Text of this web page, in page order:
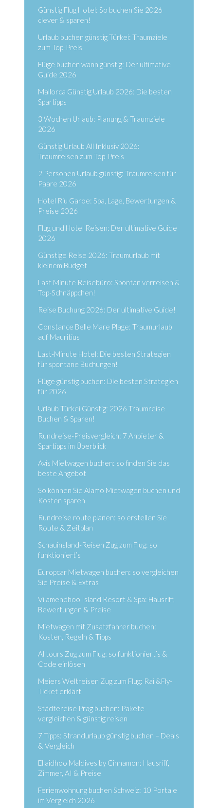
Günstig Flug Hotel: So buchen Sie 2026
clever & sparen!
Urlaub buchen günstig Türkei: Traumziele
zum Top-Preis
Flüge buchen wann günstig: Der ultimative
Guide 2026
Mallorca Günstig Urlaub 2026: Die besten
Spartipps
3 Wochen Urlaub: Planung & Traumziele
2026
Günstig Urlaub All Inklusiv 2026:
Traumreisen zum Top-Preis
2 Personen Urlaub günstig: Traumreisen für
Paare 2026
Hotel Riu Garoe: Spa, Lage, Bewertungen &
Preise 2026
Flug und Hotel Reisen: Der ultimative Guide
2026
Günstige Reise 2026: Traumurlaub mit
kleinem Budget
Last Minute Reisebüro: Spontan verreisen &
Top-Schnäppchen!
Reise Buchung 2026: Der ultimative Guide!
Constance Belle Mare Plage: Traumurlaub
auf Mauritius
Last-Minute Hotel: Die besten Strategien
für spontane Buchungen!
Flüge günstig buchen: Die besten Strategien
für 2026
Urlaub Türkei Günstig: 2026 Traumreise
Buchen & Sparen!
Rundreise-Preisvergleich: 7 Anbieter &
Spartipps im Überblick
Avis Mietwagen buchen: so finden Sie das
beste Angebot
So können Sie Alamo Mietwagen buchen und
Kosten sparen
Rundreise route planen: so erstellen Sie
Route & Zeitplan
Schauinsland-Reisen Zug zum Flug: so
funktioniert’s
Europcar Mietwagen buchen: so vergleichen
Sie Preise & Extras
Vilamendhoo Island Resort & Spa: Hausriff,
Bewertungen & Preise
Mietwagen mit Zusatzfahrer buchen:
Kosten, Regeln & Tipps
Alltours Zug zum Flug: so funktioniert’s &
Code einlösen
Meiers Weltreisen Zug zum Flug: Rail&Fly-
Ticket erklärt
Städtereise Prag buchen: Pakete
vergleichen & günstig reisen
7 Tipps: Strandurlaub günstig buchen – Deals
& Vergleich
Ellaidhoo Maldives by Cinnamon: Hausriff,
Zimmer, AI & Preise
Ferienwohnung buchen Schweiz: 10 Portale
im Vergleich 2026